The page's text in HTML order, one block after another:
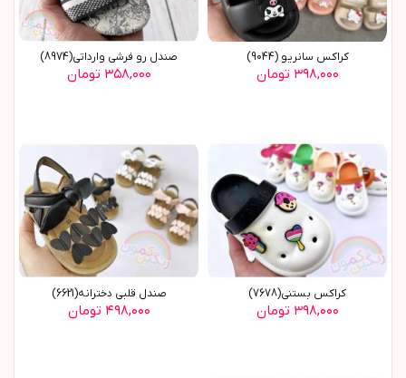
کراکس سانریو (9044)
۳۹۸,۰۰۰ تومان
صندل رو فرشی وارداتی(8974)
۳۵۸,۰۰۰ تومان
کراکس بستنی(7678)
۳۹۸,۰۰۰ تومان
صندل قلبی دخترانه(6621)
۴۹۸,۰۰۰ تومان